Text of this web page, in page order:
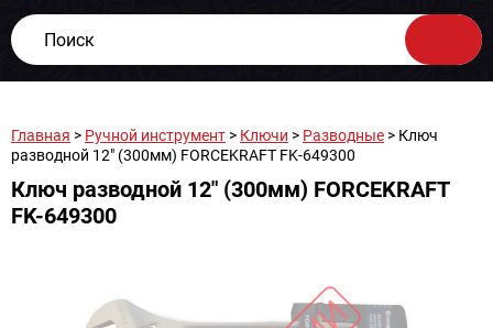
Главная > Ручной инструмент > Ключи > Разводные > Ключ
разводной 12" (300мм) FORCEKRAFT FK-649300
Ключ разводной 12" (300мм) FORCEKRAFT
FK-649300